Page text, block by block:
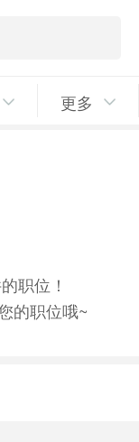
更多
职位！
的职位哦~